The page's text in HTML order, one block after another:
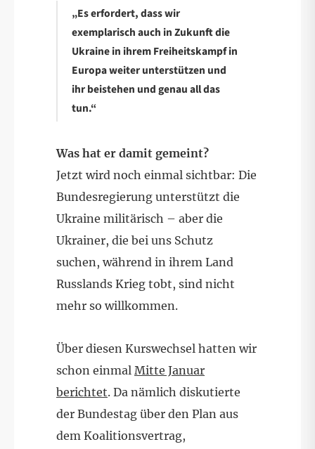
„Es erfordert, dass wir
exemplarisch auch in Zukunft die
Ukraine in ihrem Freiheitskampf in
Europa weiter unterstützen und
ihr beistehen und genau all das
tun.“
Was hat er damit gemeint?
Jetzt wird noch einmal sichtbar: Die
Bundesregierung unterstützt die
Ukraine militärisch – aber die
Ukrainer, die bei uns Schutz
suchen, während in ihrem Land
Russlands Krieg tobt, sind nicht
mehr so willkommen.
Über diesen Kurswechsel hatten wir
schon einmal Mitte Januar
berichtet. Da nämlich diskutierte
der Bundestag über den Plan aus
dem Koalitionsvertrag,